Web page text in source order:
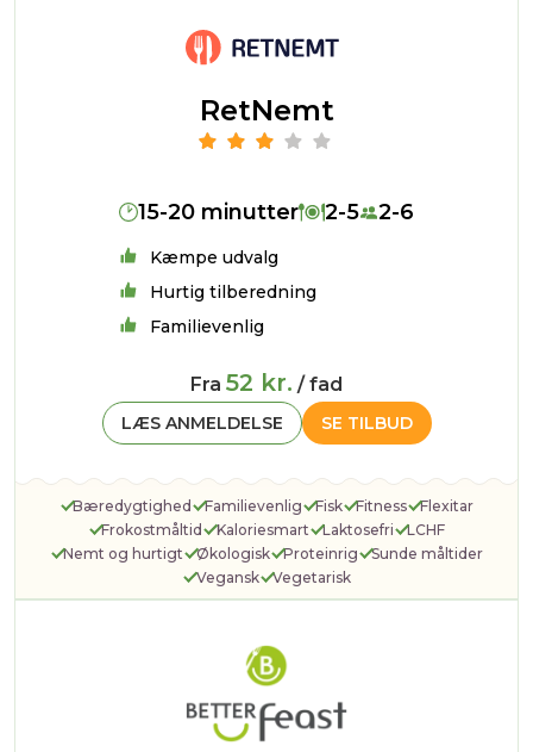
RetNemt
15-20 minutter 2-5 2-6
Kæmpe udvalg
Hurtig tilberedning
Familievenlig
Fra 52 kr. / fad
SE TILBUD
LÆS ANMELDELSE
Bæredygtighed Familievenlig Fisk Fitness
Flexitar
Frokostmåltid
Kaloriesmart Laktosefri
LCHF
Nemt og hurtigt
Økologisk Proteinrig
Sunde måltider
Vegansk
Vegetarisk